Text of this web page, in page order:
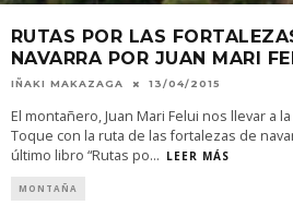
RUTAS POR LAS
NAVARRA POR JUAN MARI
IÑAKI MAKAZAGA 13/04/2015
El montañero, Juan Mari Felui nos llevar a
Toque con la ruta de las fortalezas de
último libro “Rutas po... LEER MÁS
MONTAÑA